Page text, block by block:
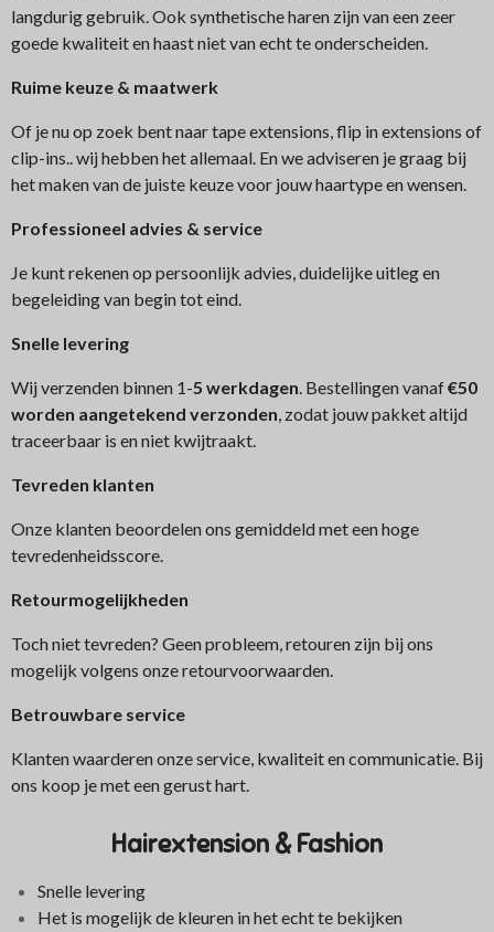
langdurig gebruik. Ook synthetische haren zijn van een zeer
goede kwaliteit en haast niet van echt te onderscheiden.
Ruime keuze & maatwerk
Of je nu op zoek bent naar tape extensions, flip in extensions of
clip-ins.. wij hebben het allemaal. En we adviseren je graag bij
het maken van de juiste keuze voor jouw haartype en wensen.
Professioneel advies & service
Je kunt rekenen op persoonlijk advies, duidelijke uitleg en
begeleiding van begin tot eind.
Snelle levering
Wij verzenden binnen 1-5 werkdagen. Bestellingen vanaf€50
worden aangetekend verzonden, zodat jouw pakket altijd
traceerbaar is en niet kwijtraakt.
Tevreden klanten
Onze klanten beoordelen ons gemiddeld met een hoge
tevredenheidsscore.
Retourmogelijkheden
Toch niet tevreden? Geen probleem, retouren zijn bij ons
mogelijk volgens onze retourvoorwaarden.
Betrouwbare service
Klanten waarderen onze service, kwaliteit en communicatie. Bij
ons koop je met een gerust hart.
Hairextension & Fashion
Snelle levering
Het is mogelijk de kleuren in het echt te bekijken